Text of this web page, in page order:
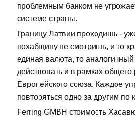
проблемным банком не
системе страны.
Границу Латвии проходишь -
похабщину не смотришь, и то
единая валюта, то
действовать и в рамках общего
Европейского союза. Каждое
повторяться одно за другим по
Ferring GMBH стоимость